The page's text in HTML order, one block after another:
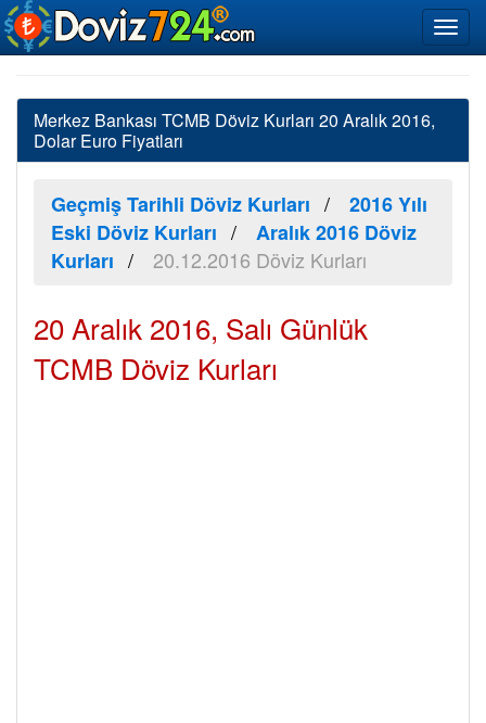
Merkez Bankası TCMB Döviz Kurları 20 Aralık 2016,
Dolar Euro Fiyatları
Geçmiş Tarihli Döviz Kurları
2016 Yılı
Eski Döviz Kurları
Aralık 2016 Döviz
Kurları
20.12.2016 Döviz Kurları
20 Aralık 2016, Salı Günlük
TCMB Döviz Kurları